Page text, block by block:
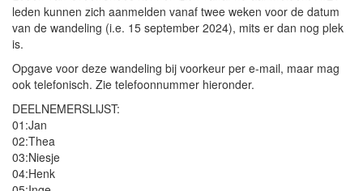
leden kunnen zich aanmelden vanaf twee weken voor de datum
van de wandeling (i.e. 15 september 2024), mits er dan nog plek
is.
Opgave voor deze wandeling bij voorkeur per e-mail, maar mag
ook telefonisch. Zie telefoonnummer hieronder.
DEELNEMERSLIJST:
01:Jan
02:Thea
03:Niesje
04:Henk